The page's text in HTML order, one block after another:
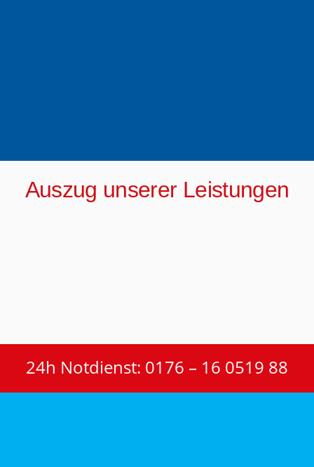
Auszug unserer Leistungen
24h Notdienst: 0176 – 16 0519 88